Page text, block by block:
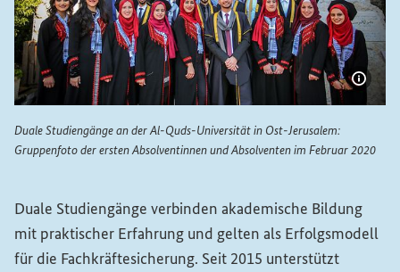
Duale Studiengänge an der Al-Quds-Universität in Ost-Jerusalem:
Gruppenfoto der ersten Absolventinnen und Absolventen im Februar 2020
Duale Studiengänge verbinden akademische Bildung
mit praktischer Erfahrung und gelten als Erfolgsmodell
für die Fachkräftesicherung. Seit 2015 unterstützt